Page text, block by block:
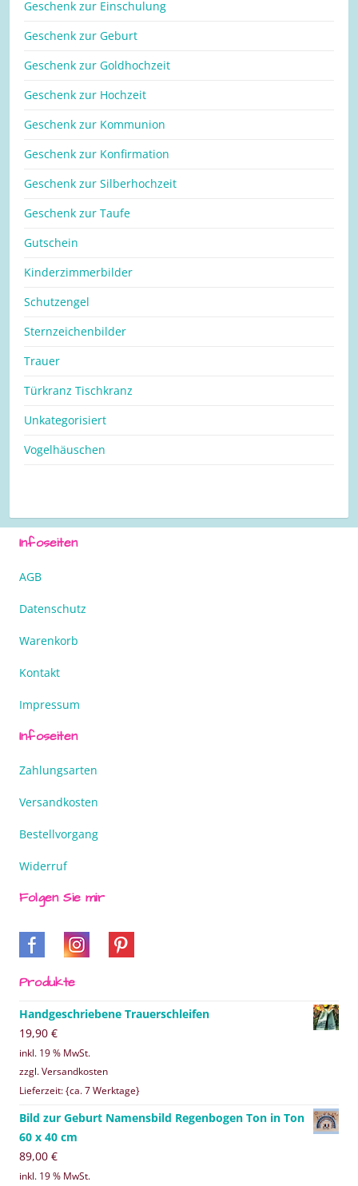
Geschenk zur Einschulung
Geschenk zur Geburt
Geschenk zur Goldhochzeit
Geschenk zur Hochzeit
Geschenk zur Kommunion
Geschenk zur Konfirmation
Geschenk zur Silberhochzeit
Geschenk zur Taufe
Gutschein
Kinderzimmerbilder
Schutzengel
Sternzeichenbilder
Trauer
Türkranz Tischkranz
Unkategorisiert
Vogelhäuschen
Infoseiten
AGB
Datenschutz
Warenkorb
Kontakt
Impressum
Infoseiten
Zahlungsarten
Versandkosten
Bestellvorgang
Widerruf
Folgen Sie mir
Produkte
Handgeschriebene Trauerschleifen
19,90 €
inkl. 19 % MwSt.
zzgl. Versandkosten
Lieferzeit: {ca. 7 Werktage}
Bild zur Geburt Namensbild Regenbogen Ton in Ton
60 x 40 cm
89,00 €
inkl. 19 % MwSt.